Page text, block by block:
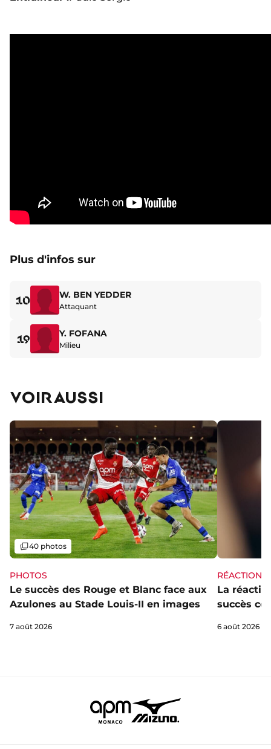
Plus d'infos sur
10 W. BEN YEDDER
Attaquant
19 Y. FOFANA
Milieu
VOIR AUSSI
PHOTOS
Le succès des Rouge et Blanc face aux
Azulones au Stade Louis-II en images
Galerie
40 photos
7 août 2026
RÉACTIONS
La
succès
6 août 2026